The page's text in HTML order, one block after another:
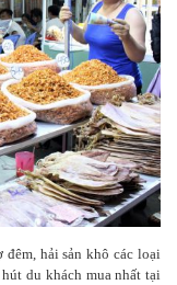
hải sản khô các loại
du khách mua nhất tại